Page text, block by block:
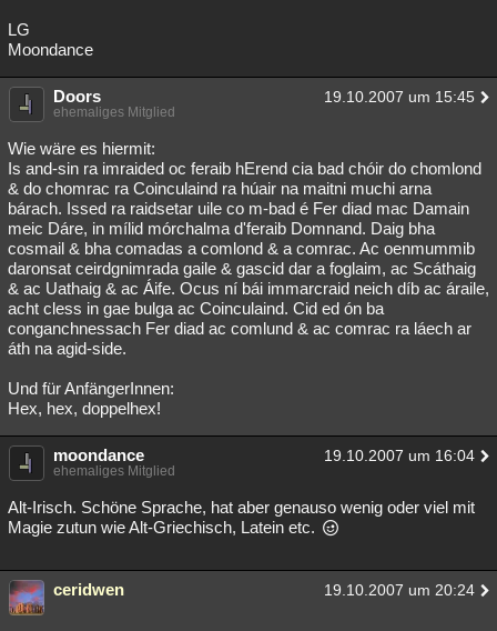
LG
Moondance
Doors 19.10.2007 um 15:45
ehemaliges Mitglied
Wie wäre es hiermit:
Is and-sin ra imraided oc feraib hErend cia bad chóir do chomlond
& do chomrac ra Coinculaind ra húair na maitni muchi arna
bárach. Issed ra raidsetar uile co m-bad é Fer diad mac Damain
meic Dáre, in mílid mórchalma d'feraib Domnand. Daig bha
cosmail & bha comadas a comlond & a comrac. Ac oenmummib
daronsat ceirdgnimrada gaile & gascid dar a foglaim, ac Scáthaig
& ac Uathaig & ac Áife. Ocus ní bái immarcraid neich díb ac áraile,
acht cless in gae bulga ac Coinculaind. Cid ed ón ba
conganchnessach Fer diad ac comlund & ac comrac ra láech ar
áth na agid-side.
Und für AnfängerInnen:
Hex, hex, doppelhex!
moondance 19.10.2007 um 16:04
ehemaliges Mitglied
Alt-Irisch. Schöne Sprache, hat aber genauso wenig oder viel mit
Magie zutun wie Alt-Griechisch, Latein etc.
ceridwen 19.10.2007 um 20:24